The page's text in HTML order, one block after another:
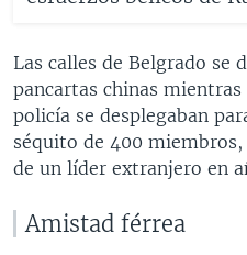
Las calles de Belgrado se
pancartas chinas
policía se desplegaban
séquito de 400
de un líder extranjero en
Amistad férrea